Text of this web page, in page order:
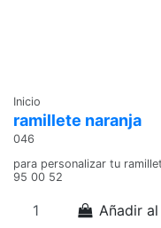
Inicio
ramillete naranja
046
para personalizar tu
95 00 52
Añadir